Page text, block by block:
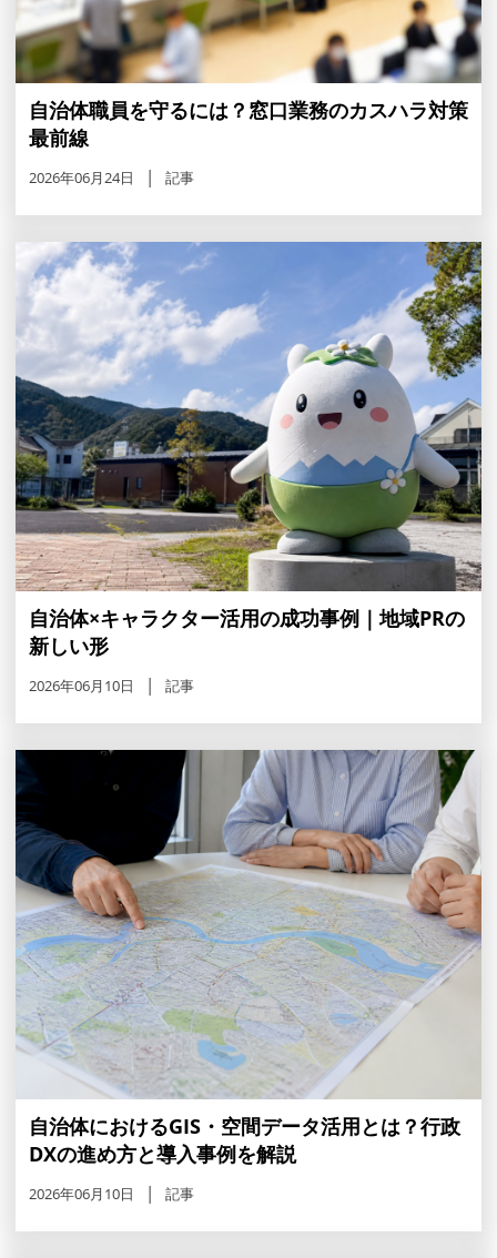
自治体職員を守るには？窓口業務のカスハラ対策
最前線
2026年06月24日 記事
自治体×キャラクター活用の成功事例｜地域PRの
新しい形
2026年06月10日 記事
自治体におけるGIS・空間データ活用とは？行政
DXの進め方と導入事例を解説
2026年06月10日 記事